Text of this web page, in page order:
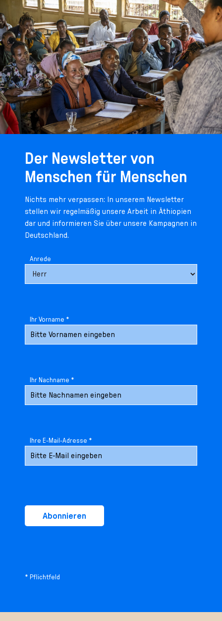
Der Newsletter von
Menschen für Menschen
Nichts mehr verpassen: In unserem Newsletter
stellen wir regelmäßig unsere Arbeit in Äthiopien
dar und informieren Sie über unsere Kampagnen in
Deutschland.
Anrede
Ihr Vorname *
Ihr Nachname *
Ihre E-Mail-Adresse *
Abonnieren
* Pflichtfeld